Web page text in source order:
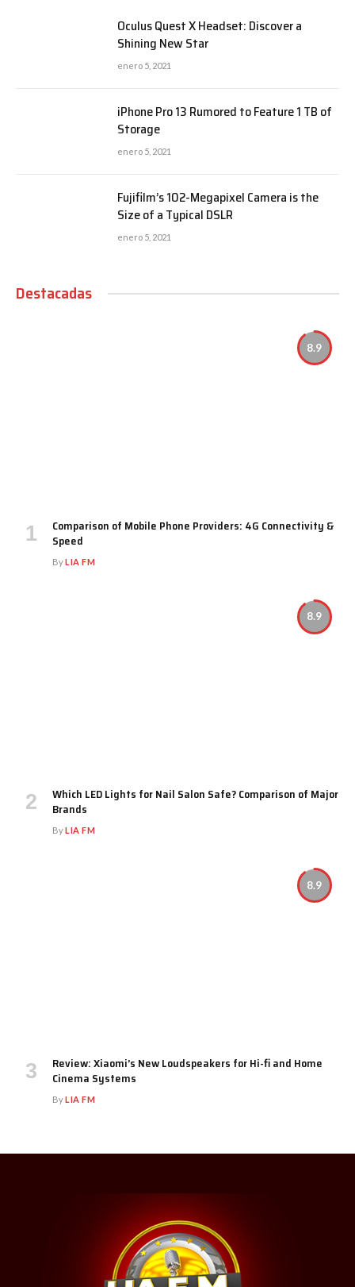
Oculus Quest X Headset: Discover a
Shining New Star
enero 5, 2021
iPhone Pro 13 Rumored to Feature 1 TB of
Storage
enero 5, 2021
Fujifilm’s 102-Megapixel Camera is the
Size of a Typical DSLR
enero 5, 2021
Destacadas
8.9
Comparison of Mobile Phone Providers: 4G Connectivity &
Speed
ByLIA FM
8.9
Which LED Lights for Nail Salon Safe? Comparison of Major
Brands
ByLIA FM
8.9
Review: Xiaomi’s New Loudspeakers for Hi-fi and Home
Cinema Systems
ByLIA FM